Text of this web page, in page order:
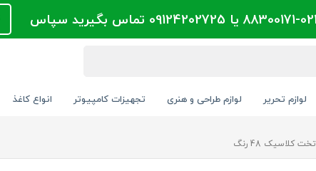
لوازم تحریر لوازم طراحی و هنری تجهیزات کامپیوتر انواع کاغذ